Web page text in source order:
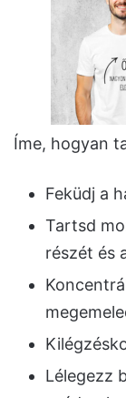
Íme, hogyan
Feküdj a
Tartsd
részét és
Lélegezz